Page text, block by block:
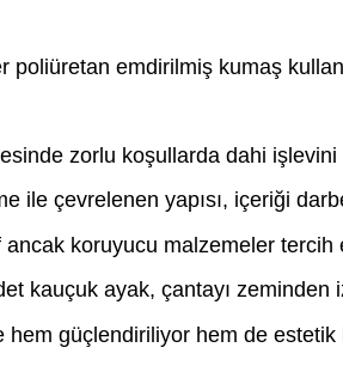
emdirilmiş kumaş
zorlu koşullarda dahi işlevini
ile çevrelenen yapısı, içeriği
ancak koruyucu malzemeler tercih
kauçuk ayak, çantayı zeminden
hem güçlendiriliyor hem de estetik